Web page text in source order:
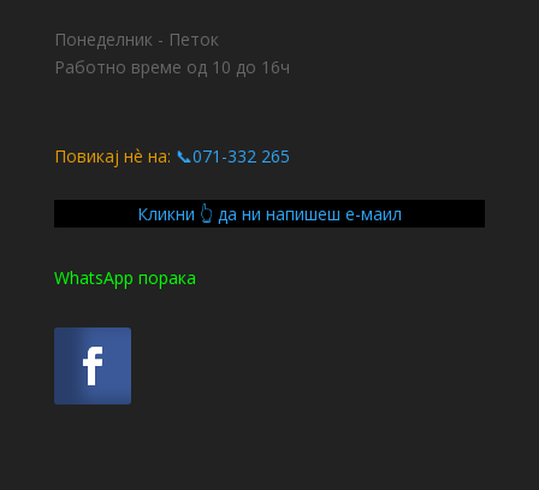
Понеделник - Петок
Работно време од 10 до 16ч
Повикај нѐ на: 📞071-332 265
Кликни 👆 да ни напишеш е-маил
WhatsApp порака